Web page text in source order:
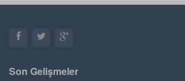
Son Gelişmeler